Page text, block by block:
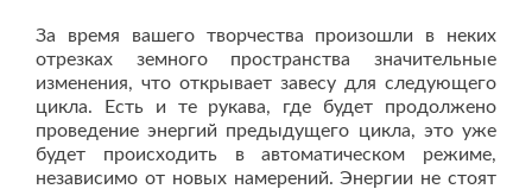
За время вашего творчества произошли в неких
отрезках земного пространства значительные
изменения, что открывает завесу для следующего
цикла. Есть и те рукава, где будет продолжено
проведение энергий предыдущего цикла, это уже
будет происходить в автоматическом режиме,
независимо от новых намерений. Энергии не стоят